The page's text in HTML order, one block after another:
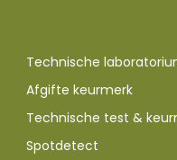
Technische
Afgifte keurmerk
Technische test &
Spotdetect